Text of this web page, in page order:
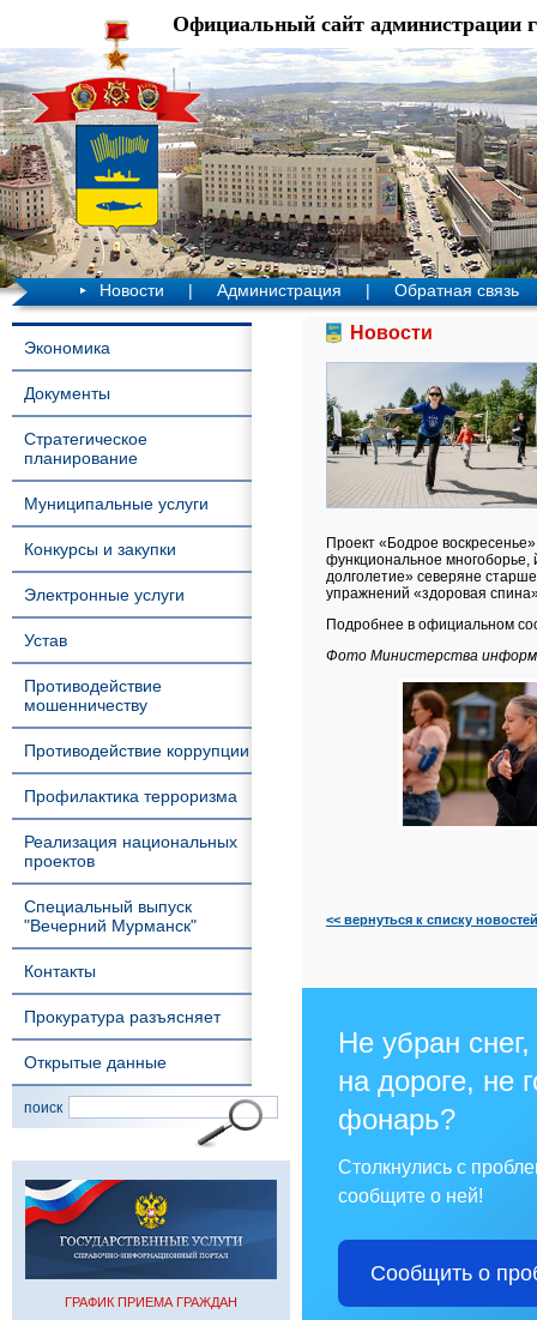
Официальный сайт администрации
Новости | Администрация | Обратная связь
Экономика
Документы
Стратегическое
планирование
Муниципальные услуги
Конкурсы и закупки
Электронные услуги
Устав
Противодействие
мошенничеству
Противодействие коррупции
Профилактика терроризма
Реализация национальных
проектов
Специальный выпуск
"Вечерний Мурманск"
Контакты
Прокуратура разъясняет
Открытые данные
поиск
ГРАФИК ПРИЕМА ГРАЖДАН
Новости
Проект «Бодрое
функциональное многоборье,
долголетие» северяне
упражнений «здоровая
Подробнее в официальном
Фото Министерства
<< вернуться к списку новостей
Не убран
на дороге, не
фонарь?
Столкнулись с
сообщите о ней!
Сообщить о